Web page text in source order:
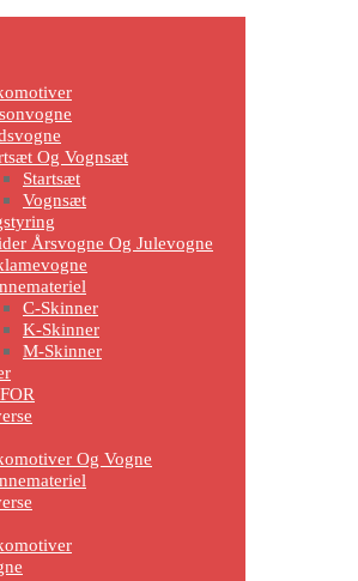
Og Vognsæt
Startsæt
Vognsæt
Årsvogne Og Julevogne
C-Skinner
K-Skinner
M-Skinner
Og Vogne